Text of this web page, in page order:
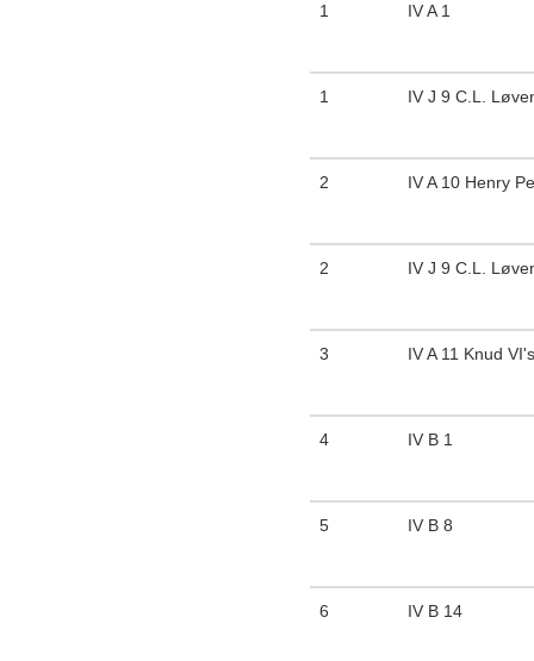
1 IV A 1
1 IV J 9 C.L.
2 IV A 10 Henry
2 IV J 9 C.L.
3 IV A 11 Knud
4 IV B 1
5 IV B 8
6 IV B 14